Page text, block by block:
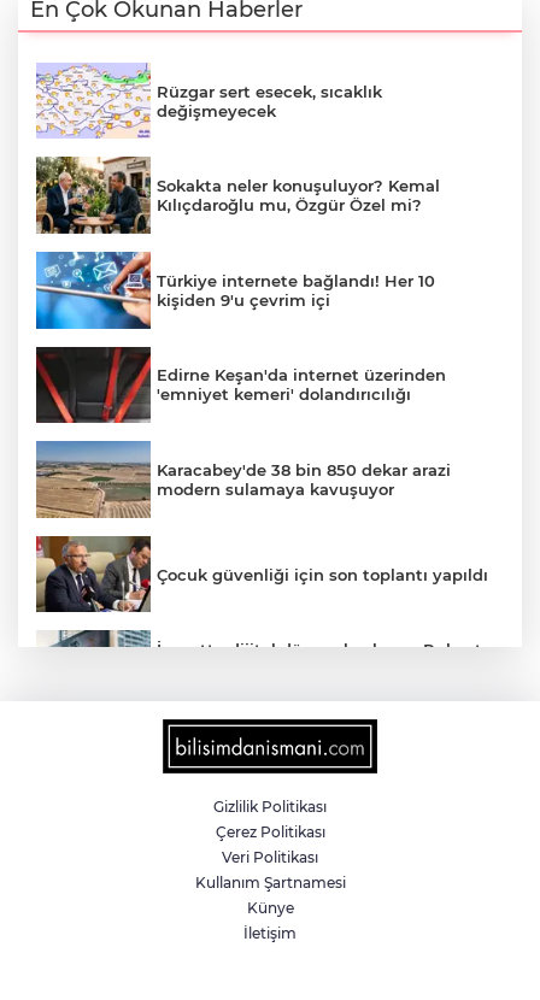
En Çok Okunan Haberler
Rüzgar sert esecek, sıcaklık
değişmeyecek
Sokakta neler konuşuluyor? Kemal
Kılıçdaroğlu mu, Özgür Özel mi?
Türkiye internete bağlandı! Her 10
kişiden 9'u çevrim içi
Edirne Keşan'da internet üzerinden
'emniyet kemeri' dolandırıcılığı
Karacabey'de 38 bin 850 dekar arazi
modern sulamaya kavuşuyor
Çocuk güvenliği için son toplantı yapıldı
İnşaatta dijital dönem başlıyor... Ruhsat
X'ten Türkiye kararına itiraz!
İmamoğlu'nun Cumhurbaşkanlığı
Adaylığı Ofisi hesabına erişim engeli
Kayseri Büyükşehir'den suyun
geleceğine yatırım
Gizlilik Politikası
Çerez Politikası
Veri Politikası
Kullanım Şartnamesi
Künye
İletişim